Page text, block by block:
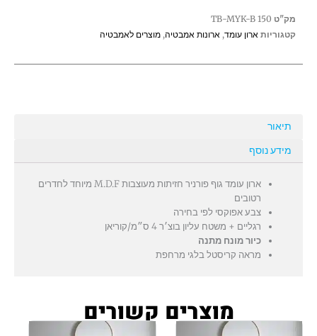
בוצ'ר\קוריאן
מק"ט TB-MYK-B 150
קטגוריות ארון עומד, ארונות אמבטיה, מוצרים לאמבטיה
תיאור
מידע נוסף
ארון עומד גוף פורניר חזיתות מעוצבות M.D.F מיוחד לחדרים
רטובים
צבע אפוקסי לפי בחירה
רגליים + משטח עליון בוצ׳ר 4 ס״מ/קוריאן
כיור מונח מתנה
מראה קריסטל בלגי מרחפת
מוצרים קשורים